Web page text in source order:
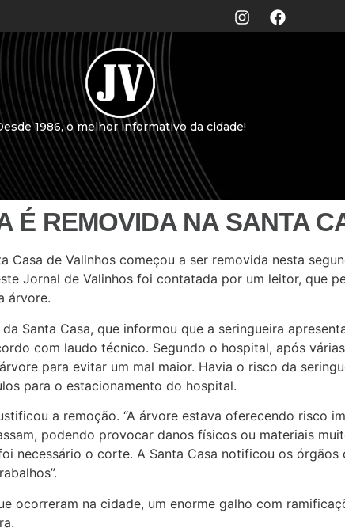
1986, o melhor informativo da cidade!
É REMOVIDA NA SANTA
Casa de Valinhos começou a ser removida nesta
Jornal de Valinhos foi contatada por um leitor, que
árvore.
Santa Casa, que informou que a seringueira
com laudo técnico. Segundo o hospital, após
para evitar um mal maior. Havia o risco da
para o estacionamento do hospital.
a remoção. “A árvore estava oferecendo risco
podendo provocar danos físicos ou materiais
necessário o corte. A Santa Casa notificou os
ocorreram na cidade, um enorme galho com